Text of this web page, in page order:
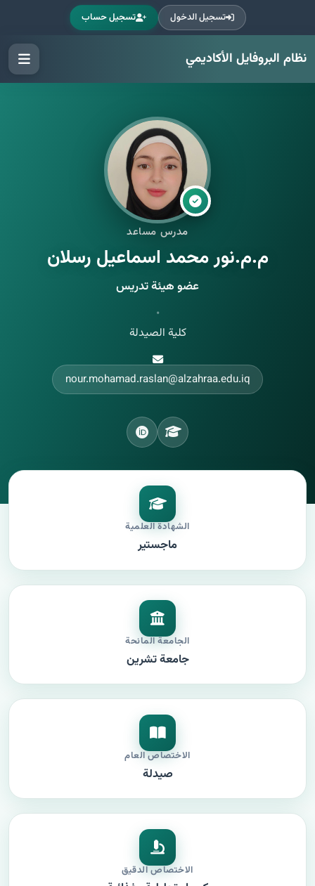
تسجيل الدخول تسجيل حساب
نظام البروفايل الأكاديمي
مدرس مساعد
م.م.نور محمد اسماعيل رسلان
عضو هيئة تدريس
•
كلية الصيدلة
nour.mohamad.raslan@alzahraa.edu.iq
الشهادة العلمية
ماجستير
الجامعة المانحة
جامعة تشرين
الاختصاص العام
صيدلة
الاختصاص الدقيق